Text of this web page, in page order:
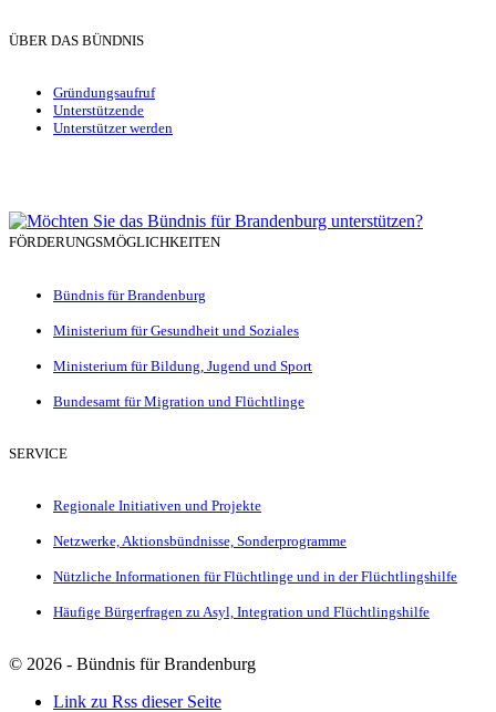
ÜBER DAS BÜNDNIS
Gründungsaufruf
Unterstützende
Unterstützer werden
FÖRDERUNGSMÖGLICHKEITEN
Bündnis für Brandenburg
Ministerium für Gesundheit und Soziales
Ministerium für Bildung, Jugend und Sport
Bundesamt für Migration und Flüchtlinge
SERVICE
Regionale Initiativen und Projekte
Netzwerke, Aktionsbündnisse, Sonderprogramme
Nützliche Informationen für Flüchtlinge und in der Flüchtlingshilfe
Häufige Bürgerfragen zu Asyl, Integration und Flüchtlingshilfe
© 2026 - Bündnis für Brandenburg
Link zu Rss dieser Seite